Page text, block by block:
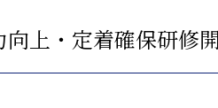
上・定着確保研修